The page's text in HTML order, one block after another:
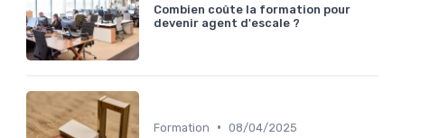
Combien coûte la formation pour
devenir agent d'escale ?
Formation • 08/04/2025